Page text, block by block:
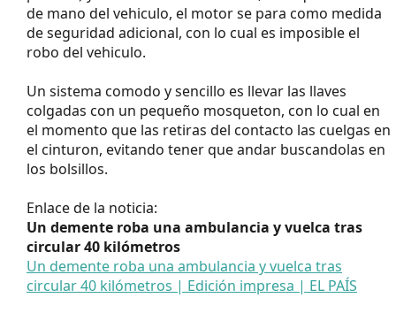
de mano del vehiculo, el motor se para como medida
de seguridad adicional, con lo cual es imposible el
robo del vehiculo.
Un sistema comodo y sencillo es llevar las llaves
colgadas con un pequeño mosqueton, con lo cual en
el momento que las retiras del contacto las cuelgas en
el cinturon, evitando tener que andar buscandolas en
los bolsillos.
Enlace de la noticia:
Un demente roba una ambulancia y vuelca tras
circular 40 kilómetros
Un demente roba una ambulancia y vuelca tras
circular 40 kilómetros | Edición impresa | EL PAÍS